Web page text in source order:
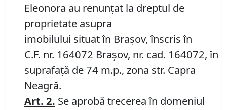
Eleonora au renunțat la dreptul de
proprietate asupra
imobilului situat în Braşov, înscris în
C.F. nr. 164072 Brașov, nr. cad. 164072, în
suprafață de 74 m.p., zona str. Capra
Neagră.
Art. 2. Se aprobă trecerea în domeniul